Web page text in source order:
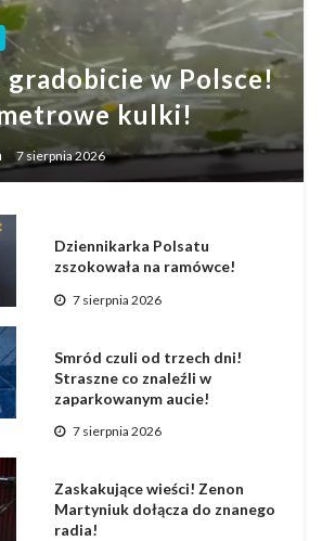
gradobicie w Polsce!
kulki!
7 sierpnia 2026
Dziennikarka Polsatu
zszokowała na ramówce!
7 sierpnia 2026
Smród czuli od trzech dni!
Straszne co znaleźli w
zaparkowanym aucie!
7 sierpnia 2026
Zaskakujące wieści! Zenon
Martyniuk dołącza do znanego
radia!